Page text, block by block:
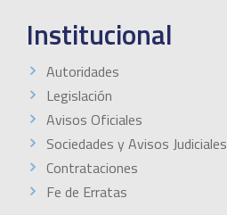
Institucional
Autoridades
Legislación
Avisos Oficiales
Sociedades y Avisos Judiciales
Contrataciones
Fe de Erratas